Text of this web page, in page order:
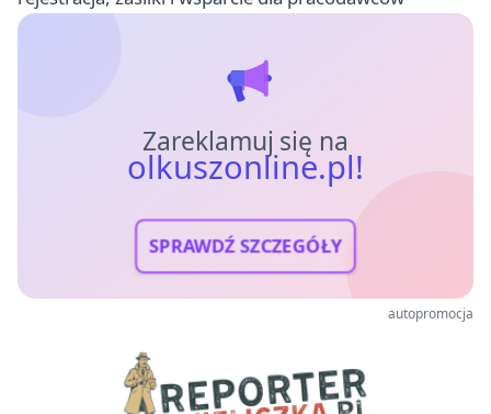
Zareklamuj się na
olkuszonline.pl!
SPRAWDŹ SZCZEGÓŁY
autopromocja